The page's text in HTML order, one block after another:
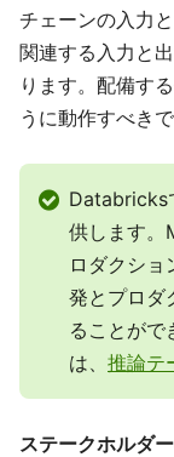
チェーンの入力
関連する入力と
ります。配備す
うに動作すべきで
Databricks
供します。
ロダクシ
発とプロダ
ることがで
は、 推論テ
ステークホルダ